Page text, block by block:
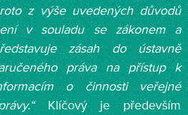
z výše uvedených důvodů
v souladu se zákonem a
zásah do ústavně
práva na přístup k
o činnosti veřejné
Klíčový je především